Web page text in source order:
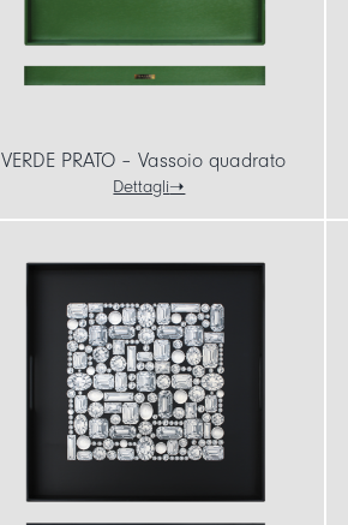
VERDE PRATO – Vassoio quadrato
Dettagli